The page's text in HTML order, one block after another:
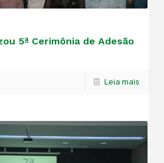
5ª Cerimônia de Adesão
Leia mais